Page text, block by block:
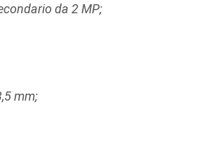
da 2 MP;
mm;